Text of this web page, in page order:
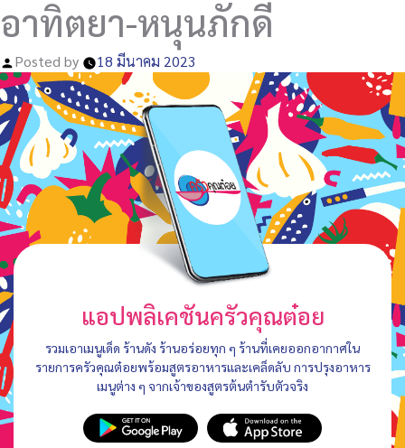
อาทิตยา-หนุนภักดี
Posted by 18 มีนาคม 2023
แอปพลิเคชันครัวคุณต๋อย
รวมเอาเมนูเด็ด ร้านดัง ร้านอร่อยทุก ๆ ร้านที่เคยออกอากาศใน
รายการครัวคุณต๋อยพร้อมสูตรอาหารและเคล็ดลับ การปรุงอาหาร
เมนูต่าง ๆ จากเจ้าของสูตรต้นตำรับตัวจริง